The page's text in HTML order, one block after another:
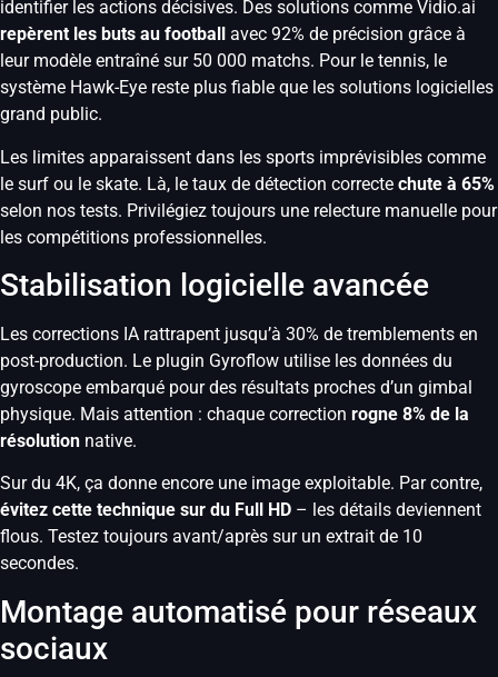
identifier les actions décisives. Des solutions comme Vidio.ai
repèrent les buts au football
avec 92% de précision grâce à
leur modèle entraîné sur 50 000 matchs. Pour le tennis, le
système Hawk-Eye reste plus fiable que les solutions logicielles
grand public.
Les limites apparaissent dans les sports imprévisibles comme
le surf ou le skate. Là, le taux de détection correcte chute à 65%
selon nos tests. Privilégiez toujours une relecture manuelle pour
les compétitions professionnelles.
Stabilisation logicielle avancée
Les corrections IA rattrapent jusqu’à 30% de tremblements en
post-production. Le plugin Gyroflow utilise les données du
gyroscope embarqué pour des résultats proches d’un gimbal
physique. Mais attention : chaque correction rogne 8% de la
résolution native.
Sur du 4K, ça donne encore une image exploitable. Par contre,
évitez cette technique sur du Full HD – les détails deviennent
flous. Testez toujours avant/après sur un extrait de 10
secondes.
Montage automatisé pour réseaux
sociaux